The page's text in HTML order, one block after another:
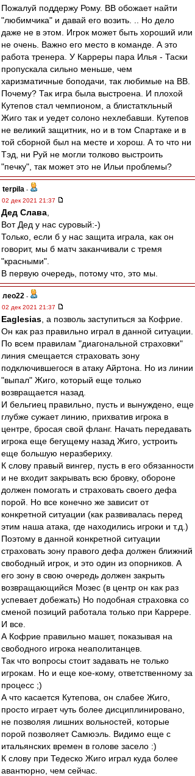
Пожалуй поддержу Рому. ВВ обожает найти
"любимчика" и давай его возить. .. Но дело
даже не в этом. Игрок может быть хороший или
не очень. Важно его место в команде. А это
работа тренера. У Карреры пара Илья - Таски
пропускала сильно меньше, чем
харизматичные боподачи, так любимые на ВВ.
Почему? Так игра была выстроена. И плохой
Кутепов стал чемпионом, а блистаткльный
Жиго так и уедет солоно нехлебавши. Кутепов
не великий защитник, но и в том Спартаке и в
той сборной был на месте и хорош. А то что ни
Тэд, ни Руй не могли толково выстроить
"печку", так может это не Ильи проблемы?
terpila -
02 дек 2021 21:37
Дед Слава
Вот Дед у нас суровый:-)
Только, если б у нас защита играла, как он
говорит, мы б матч заканчивали с тремя
"красными".
В первую очередь, потому что, это мы.
лео22 -
02 дек 2021 21:37
Eaglesias , а позволь заступиться за Кофрие.
Он как раз правильно играл в данной ситуации.
По всем правилам "диагональной страховки"
линия смещается страховать зону
подключившегося в атаку Айртона. Но из линии
"выпал" Жиго, который еще только
возвращается назад.
И бельгиец правильно, пусть и вынуждено, еще
глубже сужает линию, прихватив игрока в
центре, бросая свой фланг. Начать передавать
игрока еще бегущему назад Жиго, устроить
еще большую неразбериху.
К слову правый вингер, пусть в его обязанности
и не входит закрывать всю бровку, обороне
должен помогать и страховать своего дефа
порой. Но все конечно же зависит от
конкретной ситуации (как развивалась перед
этим наша атака, где находились игроки и т.д.)
Поэтому в данной конкретной ситуации
страховать зону правого дефа должен ближний
свободный игрок, и это один из опорников. А
его зону в свою очередь должен закрыть
возвращающийся Мозес (в центр он как раз
успевает добежать) Но подобная страховка со
сменой позиций работала только при Каррере.
И все.
А Кофрие правильно машет, показывая на
свободного игрока неаполитанцев.
Так что вопросы стоит задавать не только
игрокам. Но и еще кое-кому, ответственному за
процесс ;)
А что касается Кутепова, он слабее Жиго,
просто играет чуть более дисциплинировано,
не позволяя лишних вольностей, которые
порой позволяет Самюэль. Видимо еще с
итальянских времен в голове засело :)
К слову при Тедеско Жиго играл куда более
авантюрно, чем сейчас.